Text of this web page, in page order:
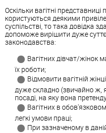
Оскільки вагітні
користуються деякими
суспільстві, то така довідка
допоможе вирішити дуже
законодавства:
Вагітних дівчат/жінок
їх роботи;
Відмовити вагітній
дуже складно (звичайно ж,
посаді, на яку вона
Вагітних в
легкі умови праці;
При зазначеному в даній